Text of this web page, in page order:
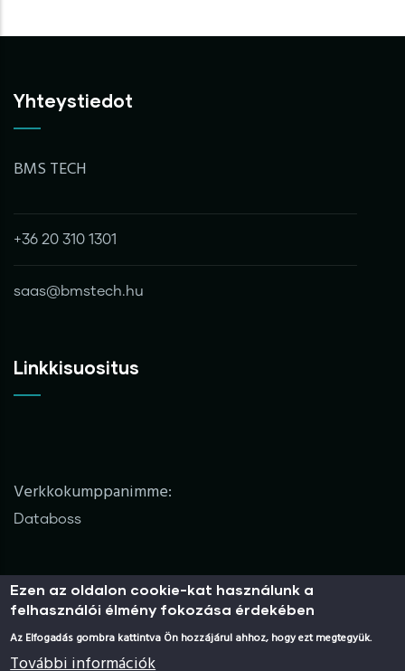
Yhteystiedot
BMS TECH
+36 20 310 1301
saas@bmstech.hu
Linkkisuositus
Verkkokumppanimme:
Databoss
Nyilatkozat
ÁSzJNy
Ezen az oldalon cookie-kat használunk a
felhasználói élmény fokozása érdekében
Az Elfogadás gombra kattintva Ön hozzájárul ahhoz, hogy ezt megtegyük.
További információk